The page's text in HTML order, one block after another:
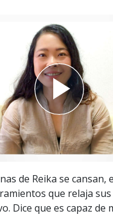
de Reika se cansan,
que relaja
Dice que es capaz de